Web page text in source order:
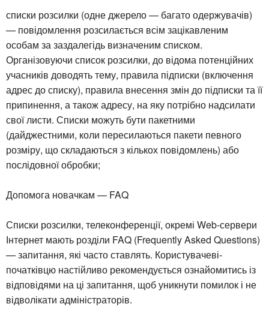
списки розсилки (одне джерело — багато одержувачів)
— повідомлення розсилається всім зацікавленим
особам за заздалегідь визначеним списком.
Організовуючи список розсилки, до відома потенційних
учасників доводять тему, правила підписки (включення
адрес до списку), правила внесення змін до підписки та її
припинення, а також адресу, на яку потрібно надсилати
свої листи. Списки можуть бути пакетними
(дайджестними, коли пересилаються пакети певного
розміру, що складаються з кількох повідомлень) або
послідовної обробки;
Допомога новачкам — FAQ
Списки розсилки, телеконференції, окремі Web-сервери
Інтернет мають розділи FAQ (Frequently Asked Questions)
— запитання, які часто ставлять. Користувачеві-
початківцю настійливо рекомендується ознайомитись із
відповідями на ці запитання, щоб уникнути помилок і не
відволікати адміністраторів.